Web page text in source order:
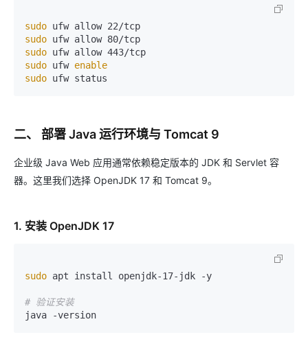
sudo
sudo
sudo
sudo ufw enable
sudo
二、 部署 Java 运行环境与 Tomcat 9
企业级 Java Web 应用通常依赖稳定版本的 JDK 和 Servlet 容
器。这里我们选择 OpenJDK 17 和 Tomcat 9。
1. 安装 OpenJDK 17
sudo apt install openjdk-17-jdk -y
# 验证安装